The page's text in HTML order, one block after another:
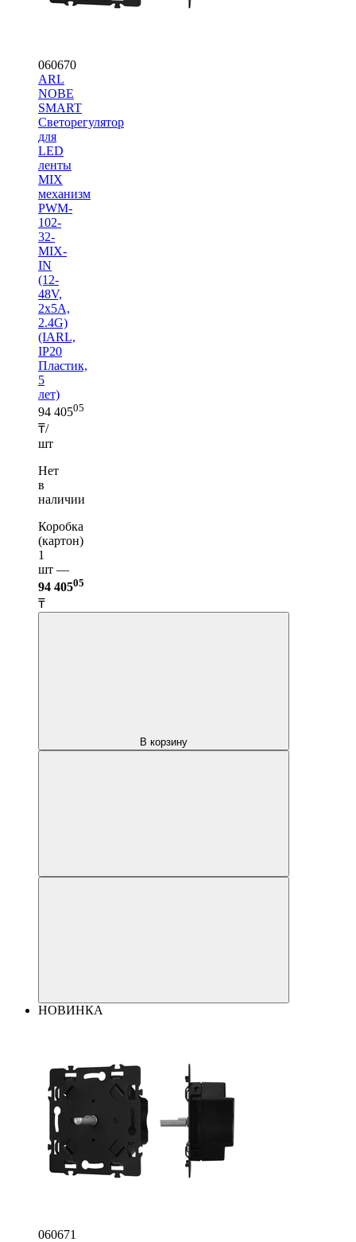
060670
ARL
NOBE
SMART
Светорегулятор
для
LED
ленты
MIX
механизм
PWM-
102-
32-
MIX-
IN
(12-
48V,
2x5A,
2.4G)
(IARL,
IP20
Пластик,
5
лет)
94 40505
₸/
шт
Нет
в
наличии
Коробка
(картон)
1
шт —
94 40505
₸
В корзину
НОВИНКА
060671